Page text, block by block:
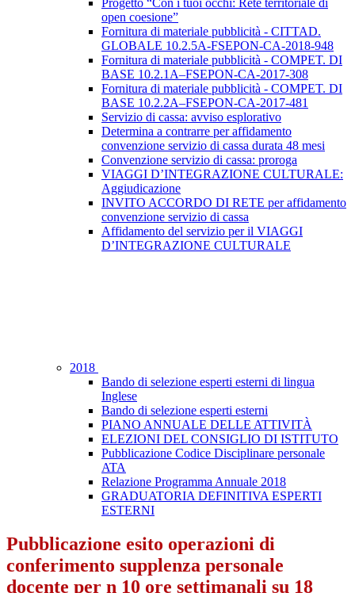
Progetto “Con i tuoi occhi: Rete territoriale di
open coesione”
Fornitura di materiale pubblicità - CITTAD.
GLOBALE 10.2.5A-FSEPON-CA-2018-948
Fornitura di materiale pubblicità - COMPET. DI
BASE 10.2.1A–FSEPON-CA-2017-308
Fornitura di materiale pubblicità - COMPET. DI
BASE 10.2.2A–FSEPON-CA-2017-481
Servizio di cassa: avviso esplorativo
Determina a contrarre per affidamento
convenzione servizio di cassa durata 48 mesi
Convenzione servizio di cassa: proroga
VIAGGI D’INTEGRAZIONE CULTURALE:
Aggiudicazione
INVITO ACCORDO DI RETE per affidamento
convenzione servizio di cassa
Affidamento del servizio per il VIAGGI
D’INTEGRAZIONE CULTURALE
2018
Bando di selezione esperti esterni di lingua
Inglese
Bando di selezione esperti esterni
PIANO ANNUALE DELLE ATTIVITÀ
ELEZIONI DEL CONSIGLIO DI ISTITUTO
Pubblicazione Codice Disciplinare personale
ATA
Relazione Programma Annuale 2018
GRADUATORIA DEFINITIVA ESPERTI
ESTERNI
Pubblicazione esito operazioni di
conferimento supplenza personale
docente per n 10 ore settimanali su 18